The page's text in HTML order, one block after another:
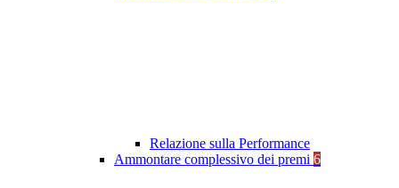
Relazione sulla Performance
Ammontare complessivo dei premi 6